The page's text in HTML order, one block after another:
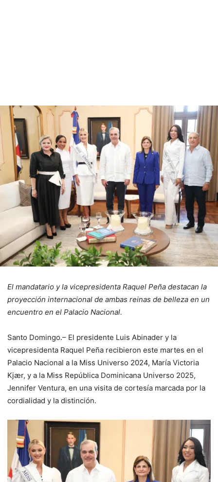
El mandatario y la vicepresidenta Raquel Peña destacan la
proyección internacional de ambas reinas de belleza en un
encuentro en el Palacio Nacional.
Santo Domingo.– El presidente Luis Abinader y la
vicepresidenta Raquel Peña recibieron este martes en el
Palacio Nacional a la Miss Universo 2024, María Victoria
Kjær, y a la Miss República Dominicana Universo 2025,
Jennifer Ventura, en una visita de cortesía marcada por la
cordialidad y la distinción.